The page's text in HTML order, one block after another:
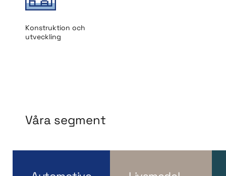
Konstruktion och
utveckling
Våra segment